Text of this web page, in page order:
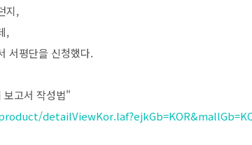
지,
,
서평단을 신청했다.
보고서 작성법"